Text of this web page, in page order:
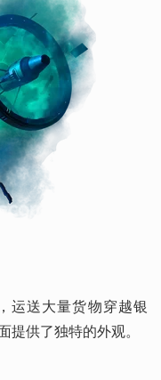
运送大量货物穿越银
提供了独特的外观。